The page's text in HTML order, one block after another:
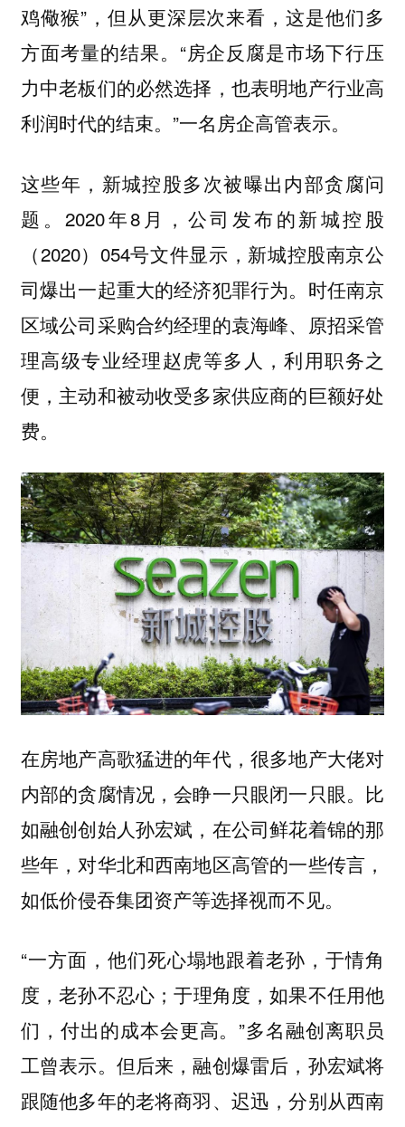
鸡儆猴”，但从更深层次来看，这是他们多
方面考量的结果。“房企反腐是市场下行压
力中老板们的必然选择，也表明地产行业高
利润时代的结束。”一名房企高管表示。
这些年，新城控股多次被曝出内部贪腐问
题。2020年8月，公司发布的新城控股
（2020）054号文件显示，新城控股南京公
司爆出一起重大的经济犯罪行为。时任南京
区域公司采购合约经理的袁海峰、原招采管
理高级专业经理赵虎等多人，利用职务之
便，主动和被动收受多家供应商的巨额好处
费。
在房地产高歌猛进的年代，很多地产大佬对
内部的贪腐情况，会睁一只眼闭一只眼。比
如融创创始人孙宏斌，在公司鲜花着锦的那
些年，对华北和西南地区高管的一些传言，
如低价侵吞集团资产等选择视而不见。
“一方面，他们死心塌地跟着老孙，于情角
度，老孙不忍心；于理角度，如果不任用他
们，付出的成本会更高。”多名融创离职员
工曾表示。但后来，融创爆雷后，孙宏斌将
跟随他多年的老将商羽、迟迅，分别从西南